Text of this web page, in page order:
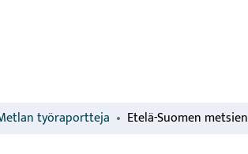
työraportteja